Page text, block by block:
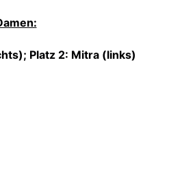
Platz 2: Mitra (links)